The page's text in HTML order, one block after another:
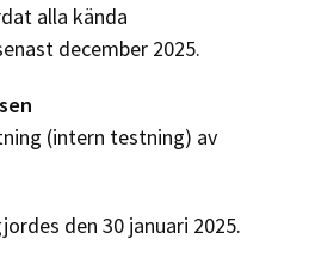
alla kända
december 2025.
(intern testning) av
den 30 januari 2025.